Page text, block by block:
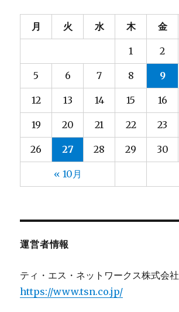
大和田
(7)
大塚(6)
大熊
大都(2)
宮脇
(3)
小林
(9)
小野(3)
山元
(13)
(13)
山崎(13)
山田(13)
川上 (8)
川村(4)
川﨑(4)
2025年7月
2025年6月(4)
2025年4月
2025年3月(4)
2025年2月
2025年1月
2024年12月(4)
2024年11月
(4)
2024年10月
2024年9月(5)
2024年7月(5)
2024年6月
2024年4月(4)
2024年3月
(3)
月 火 水 木 金
« 10月
1 2
5 6 7 8 9
12 13 14 15 16
19 20 21 22 23
26 27 28 29 30
運営者情報
ティ・エス・ネットワークス株式会社
https://www.tsn.co.jp/